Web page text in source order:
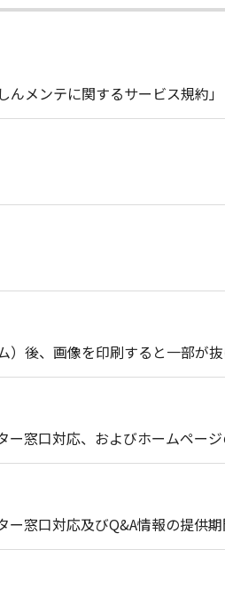
んメンテに関するサービス規約
後、画像を印刷すると一部が
窓口対応、およびホームペー
窓口対応及びQ&A情報の提供